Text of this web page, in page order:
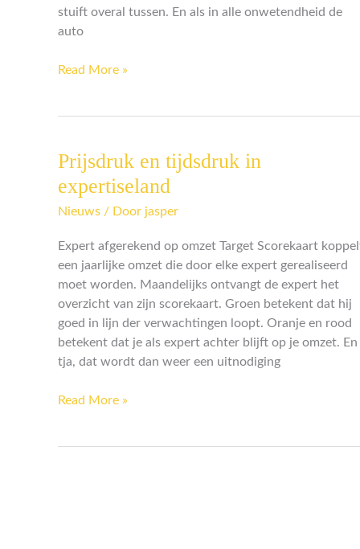
stuift overal tussen. En als in alle onwetendheid de
auto
Read More »
Prijsdruk en tijdsdruk in
expertiseland
Nieuws / Door jasper
Expert afgerekend op omzet Target Scorekaart
een jaarlijke omzet die door elke expert gerealiseerd
moet worden. Maandelijks ontvangt de expert het
overzicht van zijn scorekaart. Groen betekent dat hij
goed in lijn der verwachtingen loopt. Oranje en rood
betekent dat je als expert achter blijft op je omzet. En
tja, dat wordt dan weer een uitnodiging
Prijsdruk
tijdsdruk
in
Read More »